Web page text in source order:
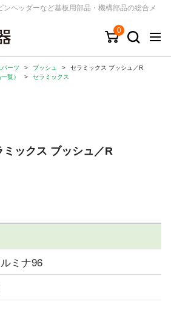
ンヘッダーなど基板用部品・機構部品の総合メ
0
す
ーツ > ブッシュ >
セラミックス ブッシュ／R
覧） > セラミックス
ミックス ブッシュ／R
ミナ96